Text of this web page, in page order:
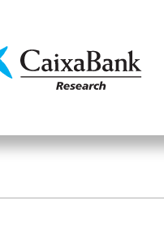
Economia i mercats